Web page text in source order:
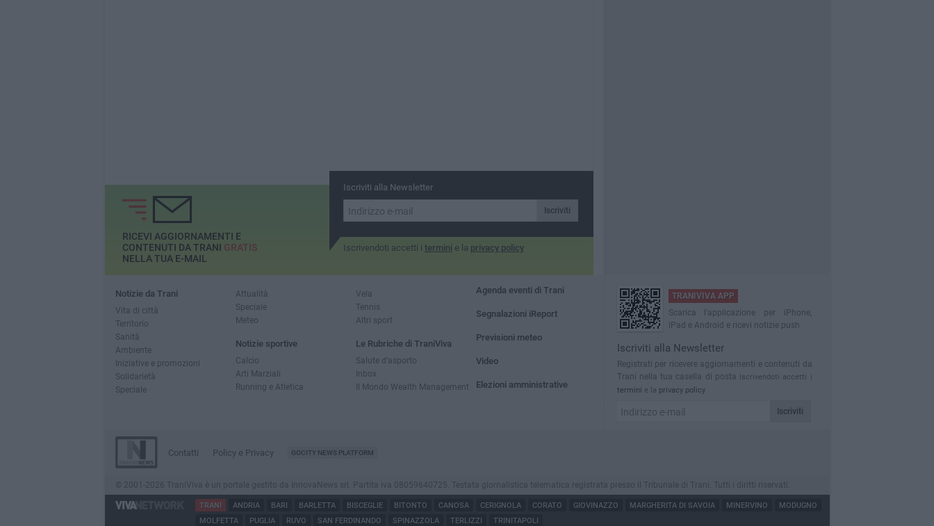
Iscriviti alla Newsletter
Iscriviti
Iscrivendoti accetti i termini e la privacy policy
RICEVI AGGIORNAMENTI E
CONTENUTI DA TRANI GRATIS
NELLA TUA E-MAIL
Notizie da Trani
Vita di città
Territorio
Sanità
Ambiente
Iniziative e promozioni
Solidarietà
Speciale
Attualità
Speciale
Meteo
Notizie sportive
Calcio
Arti Marziali
Running e Atletica
Vela
Tennis
Altri sport
Le Rubriche di TraniViva
Salute d’asporto
Inbox
Il Mondo Wealth Management
Agenda eventi di Trani
Segnalazioni iReport
Previsioni meteo
Video
Elezioni amministrative
TRANIVIVA APP
Scarica l'applicazione per iPhone,
iPad e Android e ricevi notizie push
Iscriviti alla Newsletter
Registrati per ricevere aggiornamenti e contenuti da
Trani nella tua casella di posta Iscrivendoti accetti i
termini e la privacy policy
Iscriviti
Contatti Policy e Privacy GOCITY NEWS PLATFORM
© 2001-2026 TraniViva è un portale gestito da InnovaNews srl. Partita iva 08059640725. Testata giornalistica telematica registrata presso il Tribunale di Trani. Tutti i diritti riservati.
TRANI ANDRIA BARI BARLETTA BISCEGLIE BITONTO CANOSA CERIGNOLA CORATO GIOVINAZZO MARGHERITA DI SAVOIA MINERVINO
MODUGNO
MOLFETTA
PUGLIA RUVO SAN FERDINANDO SPINAZZOLA TERLIZZI TRINITAPOLI